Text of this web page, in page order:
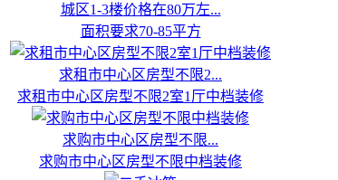
城区1-3楼价格在80万左...
面积要求70-85平方
求租市中心区房型不限2...
求租市中心区房型不限2室1厅中档装修
求购市中心区房型不限...
求购市中心区房型不限中档装修